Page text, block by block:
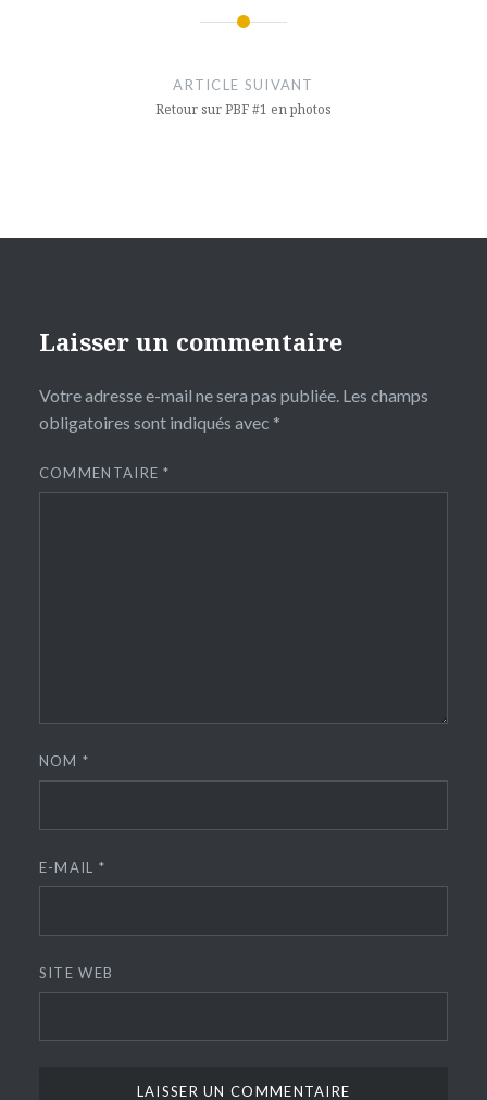
ARTICLE SUIVANT
Retour sur PBF #1 en photos
Laisser un commentaire
Votre adresse e-mail ne sera pas publiée. Les champs
obligatoires sont indiqués avec *
COMMENTAIRE*
NOM*
E-MAIL *
SITE WEB